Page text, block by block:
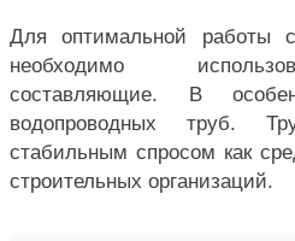
Для оптимальной работы
необходимо
составляющие. В
водопроводных труб.
стабильным спросом как
строительных организаций.